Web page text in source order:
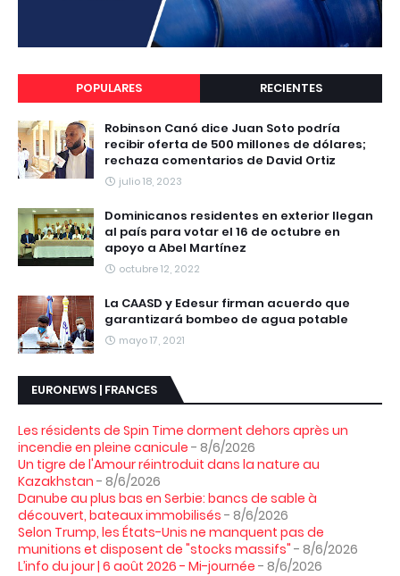
POPULARES RECIENTES
Robinson Canó dice Juan Soto podría
recibir oferta de 500 millones de dólares;
rechaza comentarios de David Ortiz
julio 18, 2023
Dominicanos residentes en exterior llegan
al país para votar el 16 de octubre en
apoyo a Abel Martínez
octubre 12, 2022
La CAASD y Edesur firman acuerdo que
garantizará bombeo de agua potable
mayo 17, 2021
EURONEWS | FRANCES
Les résidents de Spin Time dorment dehors après un
incendie en pleine canicule - 8/6/2026
Un tigre de l'Amour réintroduit dans la nature au
Kazakhstan - 8/6/2026
Danube au plus bas en Serbie: bancs de sable à
découvert, bateaux immobilisés - 8/6/2026
Selon Trump, les États-Unis ne manquent pas de
munitions et disposent de "stocks massifs" - 8/6/2026
L’info du jour | 6 août 2026 - Mi-journée - 8/6/2026